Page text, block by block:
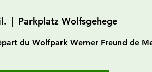
  |
Parkplatz Wolfsgehege
du Wolfpark Werner Freund de